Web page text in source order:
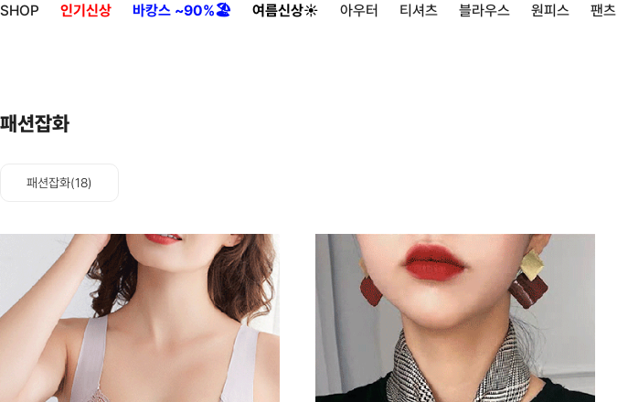
SHOP 인기신상 바캉스 ~90%🏖️ 여름신상☀️ 아우터 티셔츠 블라우스 원피스 팬츠
패션잡화
패션잡화(18)